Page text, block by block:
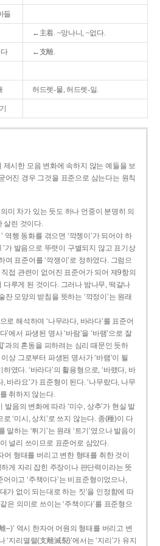
들
←主着. ~망나니, ~없다.
←支離.
허드렛-물, 허드렛-일.
시한 모음 변화에 속하지 않는 예들을 보
어진 경우 그것을 표준으로 삼는다는 원칙
미 차가 있는 듯도 하나 언중이 분명히 의
살린 것이다.
역행 동화를 겪으면 ‘깍젱이’가 되어야 하
’가 발음으로 뚜렷이 구별되지 않고 표기상
여 표준어를 ‘깍쟁이’로 정하였다. 그럼으
직접 관련이 없어진 표준어가 되어 제9항의
루게 된 것이다. 그러나 밤나무, 떡갈나
모양의 받침을 뜻하는 ‘깍정이’는 원래
로 해석하여 ‘나무라다, 바라다’를 표준어
’에서 파생된 명사 ‘바람’을 ‘바램’으로 잘
과의 혼동을 피하려는 심리 때문인 듯하
상 그로부터 파생된 명사가 ‘바램’이 될
였다. ‘바라다’의 활용형으로, ‘바랬다, 바
, 바라요’가 표준형이 된다. ‘나무랐다, 나무
취하지 않는다.
발음의 변화에 따라 ‘미수, 상추’가 현실 발
‘미시, 상치’로 쓰지 않는다. 종(種)이 다
하는 ‘튀기’는 원래 ‘트기’였으나 발음이
널리 쓰이므로 표준어로 삼았다.
형태를 버리고 변한 형태를 취한 것이
하게 자리 잡힌 주장이나 판단력이라는 뜻
어이고 ‘주책이다’는 비표준형이었으나,
가 없이 되는대로 하는 짓’을 인정함에 따
은 의미로 쓰이는 ‘주책이다’를 표준형으
)’ 역시 한자어 어원의 형태를 버리고 변
지리멸렬(支離滅裂)’에서는 ‘지리’가 유지